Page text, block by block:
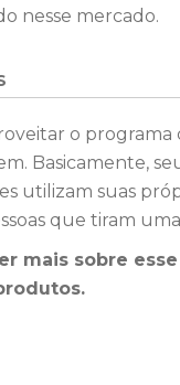
nesse mercado.
o
Basicamente,
utilizam suas
que tiram
mais sobre